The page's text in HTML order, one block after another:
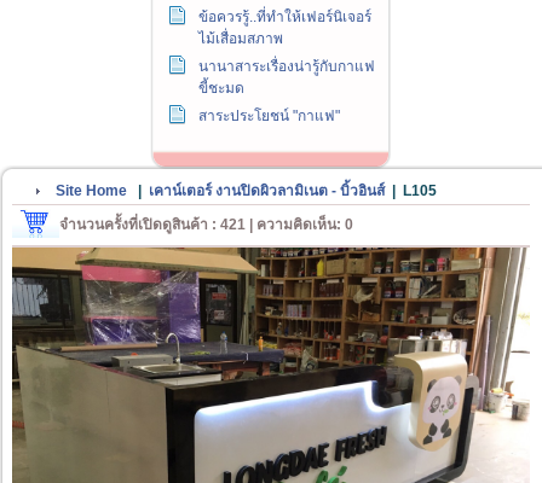
ข้อควรรู้..ที่ทำให้เฟอร์นิเจอร์
ไม้เสื่อมสภาพ
นานาสาระเรื่องน่ารู้กับกาแฟ
ขี้ชะมด
สาระประโยชน์ "กาแฟ"
Site Home เคาน์เตอร์ งานปิดผิวลามิเนต - บิ้วอินส์|
L105
จำนวนครั้งที่เปิดดูสินค้า : 421 | ความคิดเห็น: 0